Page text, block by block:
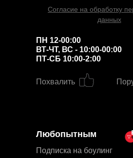
Согласие на обработку
данных
Похвалить
Подписка на боулинг
Любопытным
ПН 12-00:00
ВТ-ЧТ, ВС - 10:00-00:00
ПТ-СБ 10:00-2:00